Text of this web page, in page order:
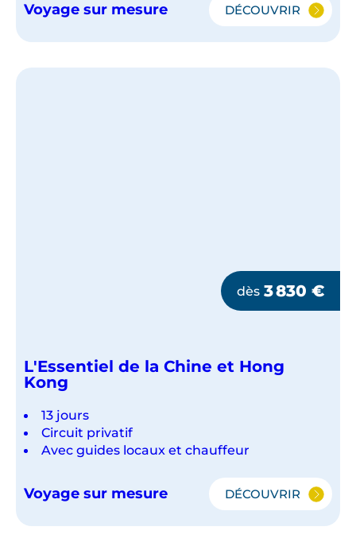
Voyage sur mesure DÉCOUVRIR
L'ESSENTIEL
CHINE
dès 3 830 €
L'Essentiel de la Chine et Hong
Kong
13 jours
Circuit privatif
Avec guides locaux et chauffeur
Voyage sur mesure DÉCOUVRIR
L'ESSENTIEL